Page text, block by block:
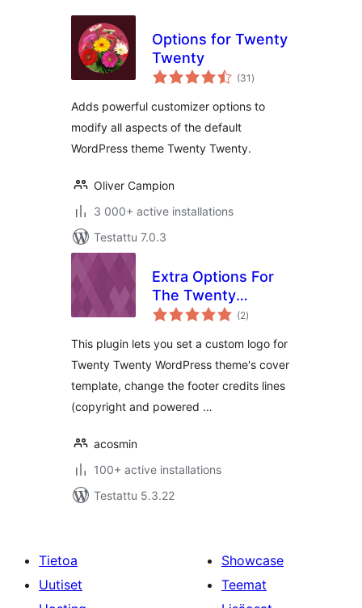
Options for Twenty
Twenty
(31 arvosanat
yhteensä
)
Adds powerful customizer options to
modify all aspects of the default
WordPress theme Twenty Twenty.
Oliver Campion
3 000+ active installations
Testattu 7.0.3
Extra Options For
The Twenty
Twenty Theme
(2arvosanat
yhteensä
)
This plugin lets you set a custom logo for
Twenty Twenty WordPress theme's cover
template, change the footer credits lines
(copyright and powered …
acosmin
100+ active installations
Testattu 5.3.22
Tietoa
Uutiset
Showcase
Teemat